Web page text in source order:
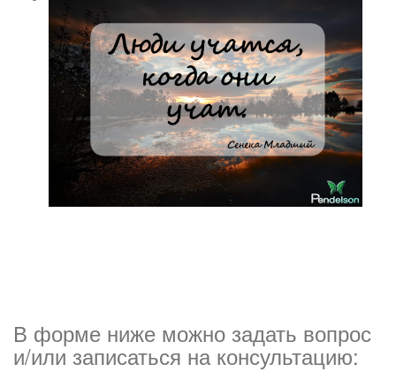
В форме ниже можно задать вопрос
и/или записаться на консультацию: